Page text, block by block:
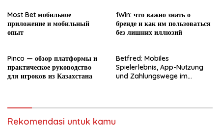
Most Bet мобильное
приложение и мобильный
опыт
1Win: что важно знать о
бренде и как им пользоваться
без лишних иллюзий
Pinco — обзор платформы и
практическое руководство
для игроков из Казахстана
Betfred: Mobiles
Spielerlebnis, App-Nutzung
und Zahlungswege im
Rekomendasi untuk kamu